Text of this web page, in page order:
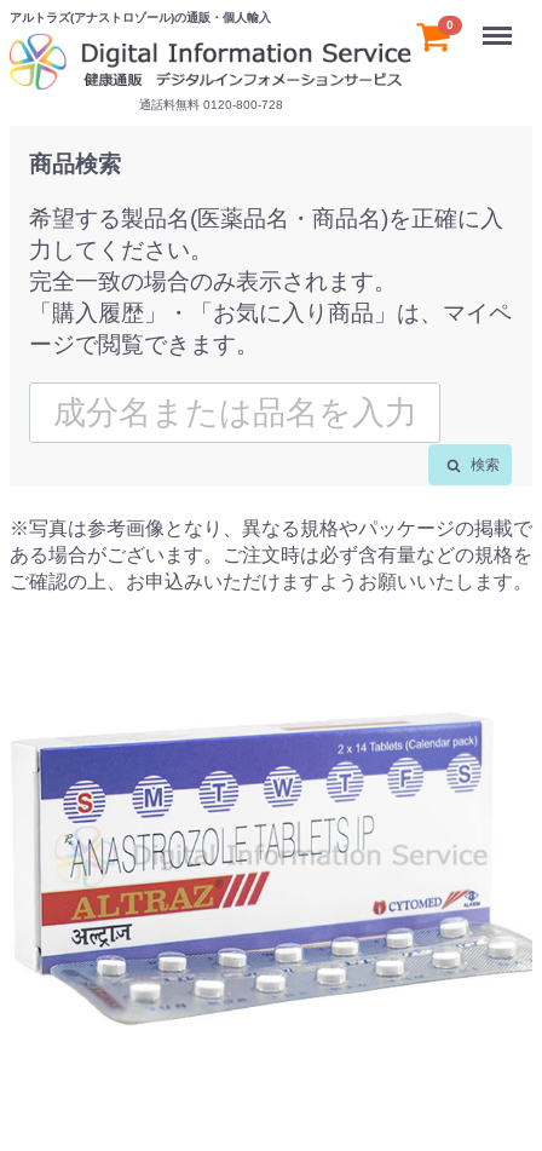
アルトラズ(アナストロゾール)の通販・個人輸入
通話料無料 0120-800-728
0 Menu
商品検索
希望する製品名(医薬品名・商品名)を正確に入
力してください。
完全一致の場合のみ表示されます。
「購入履歴」・「お気に入り商品」は、マイペ
ージで閲覧できます。
検索
※写真は参考画像となり、異なる規格やパッケージの掲載で
ある場合がございます。ご注文時は必ず含有量などの規格を
ご確認の上、お申込みいただけますようお願いいたします。